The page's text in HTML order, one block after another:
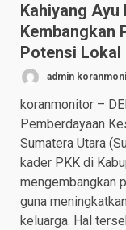
Kahiyang Ayu
Kembangkan
Potensi Lokal
admin
koranmonitor –
Pemberdayaan
Sumatera Utara
kader PKK di
mengembangkan
guna
keluarga. Hal